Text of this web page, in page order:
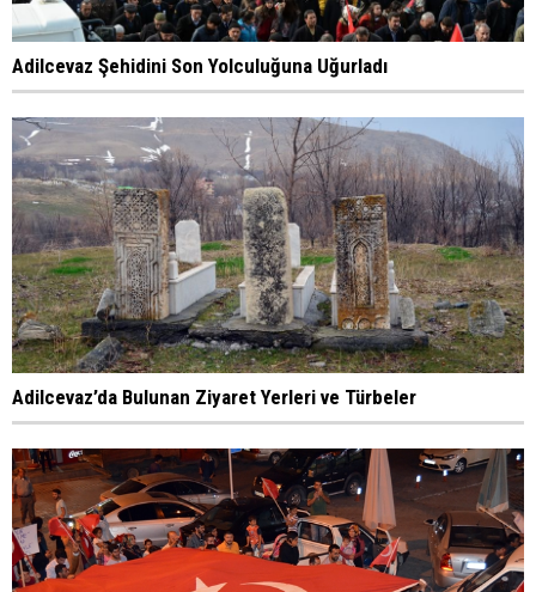
Adilcevaz Şehidini Son Yolculuğuna Uğurladı
Adilcevaz’da Bulunan Ziyaret Yerleri ve Türbeler